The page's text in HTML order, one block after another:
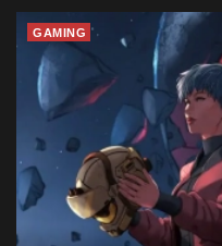
GAMING